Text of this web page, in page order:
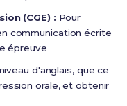
(CGE) : Pour
communication écrite
épreuve
d'anglais, que ce
orale, et obtenir